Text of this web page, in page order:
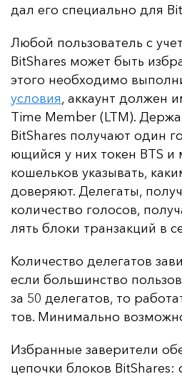
дал его спе­ци­аль­но для
Лю­бой поль­зо­ва­тель с
BitShares мо­жет быть
это­го не­об­хо­ди­мо
ус­ло­вия, ак­ка­унт дол­жен
Time Member (LTM).
BitShares по­лу­ча­ют один
ющий­ся у них то­кен BTS
ко­шель­ков ука­зы­вать,
до­ве­ря­ют. Де­ле­га­ты,
ко­ли­чес­тво го­ло­сов,
лять бло­ки тран­зак­ций в
Ко­ли­чес­тво де­ле­га­тов
ес­ли боль­шинс­тво
за 50 де­ле­га­тов, то
тов. Ми­ни­маль­но
Из­бран­ные за­ве­ри­те­ли
це­поч­ки бло­ков